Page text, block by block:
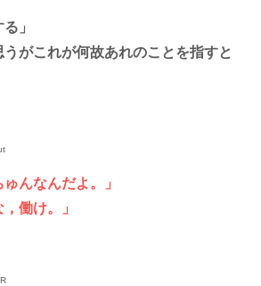
」
がこれが何故あれのことを指すと
んなんだよ。」
働け。」